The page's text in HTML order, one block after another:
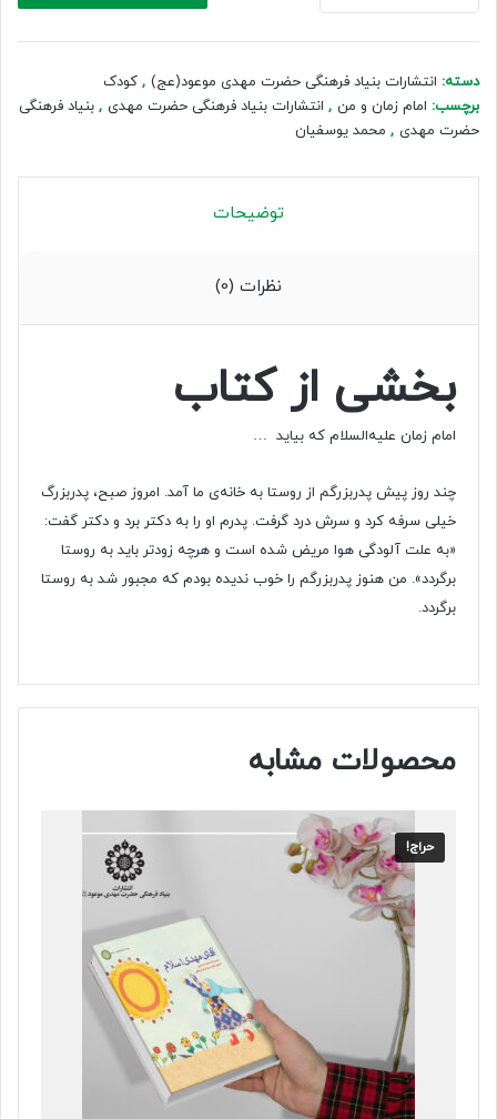
من
عدد
دسته: انتشارات بنیاد فرهنگی حضرت مهدی موعود(عج) , کودک
برچسب: امام زمان و من , انتشارات بنیاد فرهنگی حضرت مهدی , بنیاد فرهنگی
حضرت مهدی , محمد یوسفیان
توضیحات
نظرات (0)
بخشی از کتاب
امام زمان علیه‌السلام که بیاید …
چند روز پیش پدربزرگم از روستا به خانه‌ی ما آمد. امروز صبح، پدربزرگ
خیلی سرفه کرد و سرش درد گرفت. پدرم او را به دکتر برد و دکتر گفت:
«به علت آلودگی هوا مریض شده است و هرچه زودتر باید به روستا
برگردد». من هنوز پدربزرگم را خوب ندیده بودم که مجبور شد به روستا
برگردد.
محصولات مشابه
حراج!